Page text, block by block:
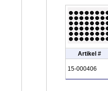
Artikel #
15-000406